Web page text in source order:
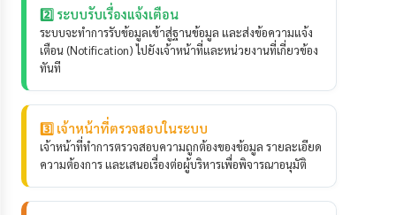
และ
ความ
โปร่งใส
ร้อง
เรียน
ร้อง
ทุกข์
e-
Service
2️⃣ ระบบรับเรื่องแจ้งเตือน
ระบบจะทำการรับข้อมูลเข้าสู่ฐานข้อมูล และส่งข้อความแจ้ง
เตือน (Notification) ไปยังเจ้าหน้าที่และหน่วยงานที่เกี่ยวข้อง
ทันที
3️⃣ เจ้าหน้าที่ตรวจสอบในระบบ
เจ้าหน้าที่ทำการตรวจสอบความถูกต้องของข้อมูล รายละเอียด
ความต้องการ และเสนอเรื่องต่อผู้บริหารเพื่อพิจารณาอนุมัติ